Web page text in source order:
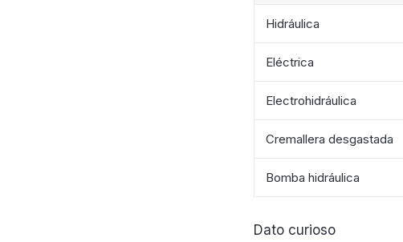
Hidráulica
Eléctrica
Electrohidráulica
Cremallera desgastada
Bomba hidráulica
Dato curioso